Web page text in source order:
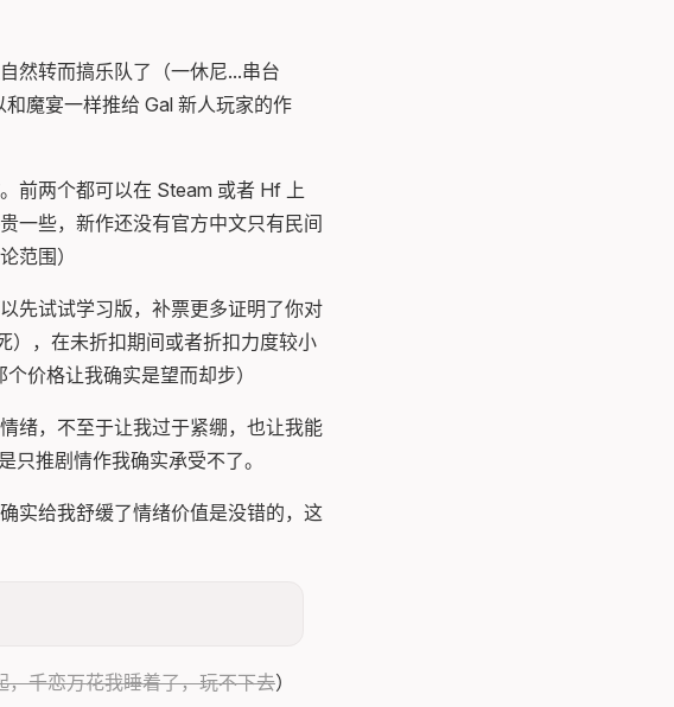
然转而搞乐队了（一休尼...串台
魔宴一样推给 Gal 新人玩家的作
前两个都可以在 Steam 或者 Hf 上
一些，新作还没有官方中文只有民间
范围）
先试试学习版，补票更多证明了你对
），在未折扣期间或者折扣力度较小
价格让我确实是望而却步）
绪，不至于让我过于紧绷，也让我能
推剧情作我确实承受不了。
实给我舒缓了情绪价值是没错的，这
，千恋万花我睡着了，玩不下去）